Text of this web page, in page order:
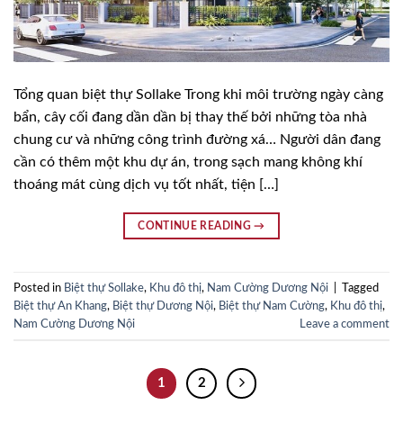
Tổng quan biệt thự Sollake Trong khi môi trường ngày càng
bẩn, cây cối đang dần dần bị thay thế bởi những tòa nhà
chung cư và những công trình đường xá… Người dân đang
cần có thêm một khu dự án, trong sạch mang không khí
thoáng mát cùng dịch vụ tốt nhất, tiện […]
CONTINUE READING→
Posted in Biệt thự Sollake, Khu đô thị, Nam Cường Dương Nội
Tagged
Biệt thự An Khang, Biệt thự Dương Nội, Biệt thự Nam Cường, Khu đô thị,
Nam Cường Dương Nội
Leave a comment
1 2